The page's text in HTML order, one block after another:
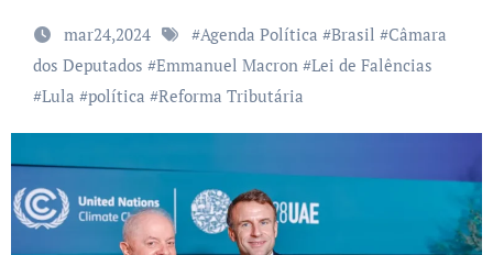
mar24,2024 #Agenda Política #Brasil #Câmara
dos Deputados #Emmanuel Macron #Lei de Falências
#Lula #política #Reforma Tributária